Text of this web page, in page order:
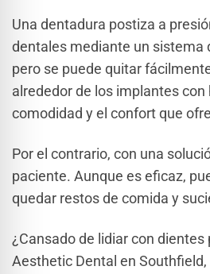
Una dentadura postiza a
dentales mediante un sistema
pero se puede quitar
alrededor de los implantes
comodidad y el confort que
Por el contrario, con una
paciente. Aunque es eficaz,
quedar restos de comida y
¿Cansado de lidiar con
Aesthetic Dental en